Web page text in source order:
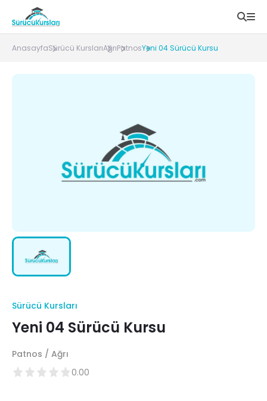
AnasayfaSürücü KurslarıAğrıPatnosYeni 04 Sürücü Kursu
Sürücü Kursları
Yeni 04 Sürücü Kursu
Patnos / Ağrı
0.00